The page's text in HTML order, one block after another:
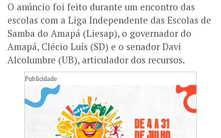
O anúncio foi feito durante um encontro das
escolas com a Liga Independente das Escolas de
Samba do Amapá (Liesap), o governador do
Amapá, Clécio Luís (SD) e o senador Davi
Alcolumbre (UB), articulador dos recursos.
Publicidade